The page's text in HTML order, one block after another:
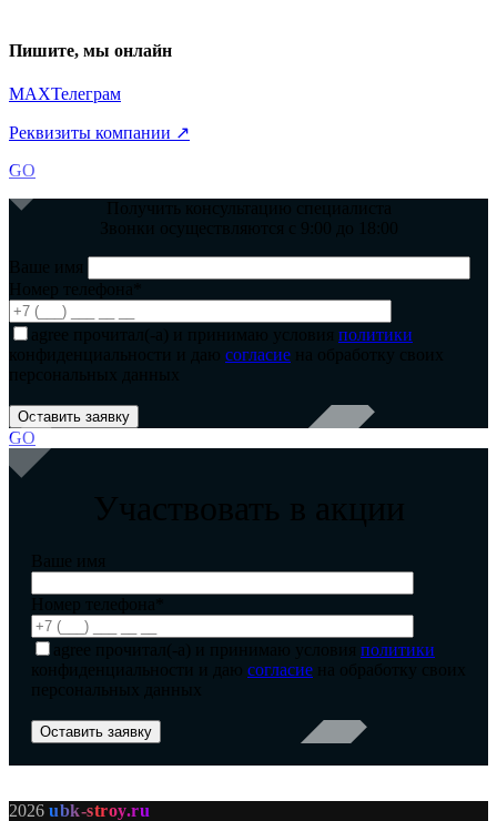
Пишите, мы онлайн
MAXТелеграм
Реквизиты компании ↗
GO
Получить консультацию специалиста
Звонки осуществляются с 9:00 до 18:00
Ваше имя
Номер телефона*
agree прочитал(-а) и принимаю условия политики
конфиденциальности и даю согласие на обработку своих
персональных данных
GO
Участвовать в акции
Ваше имя
Номер телефона*
agree прочитал(-а) и принимаю условия политики
конфиденциальности и даю согласие на обработку своих
персональных данных
2026 ubk-stroy.ru